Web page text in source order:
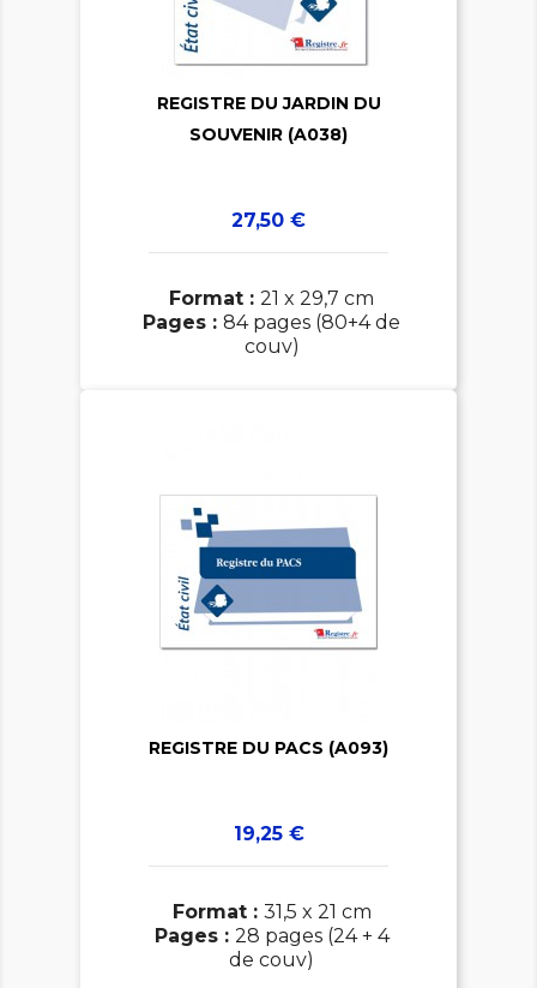


REGISTRE DU JARDIN DU
SOUVENIR (A038)
Prix
27,50 €
Format : 21 x 29,7 cm
Pages : 84 pages (80+4 de
couv)
REGISTRE DU PACS (A093)
Prix
19,25 €
Format : 31,5 x 21 cm
Pages : 28 pages (24 + 4
de couv)